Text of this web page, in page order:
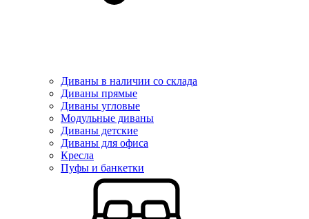
Диваны в наличии со склада
Диваны прямые
Диваны угловые
Модульные диваны
Диваны детские
Диваны для офиса
Кресла
Пуфы и банкетки